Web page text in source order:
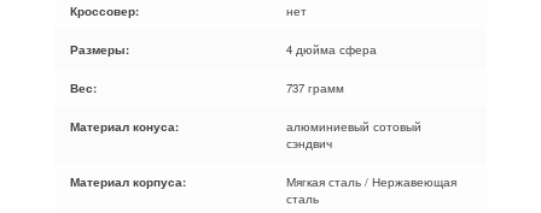
Кроссовер: нет
Размеры: 4 дюйма сфера
Вес: 737 грамм
Материал конуса:
алюминиевый сотовый
сэндвич
Материал корпуса:
Мягкая сталь / Нержавеющая
сталь